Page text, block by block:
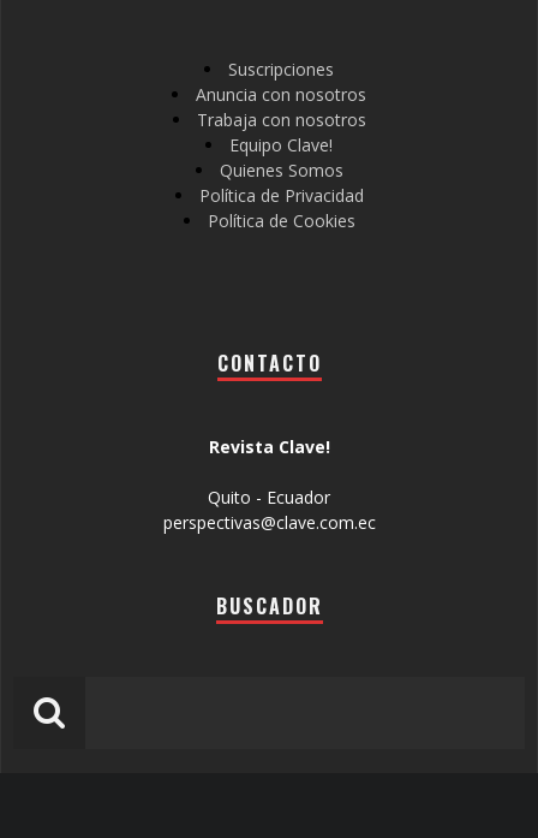
Suscripciones
Anuncia con nosotros
Trabaja con nosotros
Equipo Clave!
Quienes Somos
Política de Privacidad
Política de Cookies
CONTACTO
Revista Clave!
Quito - Ecuador
perspectivas@clave.com.ec
BUSCADOR